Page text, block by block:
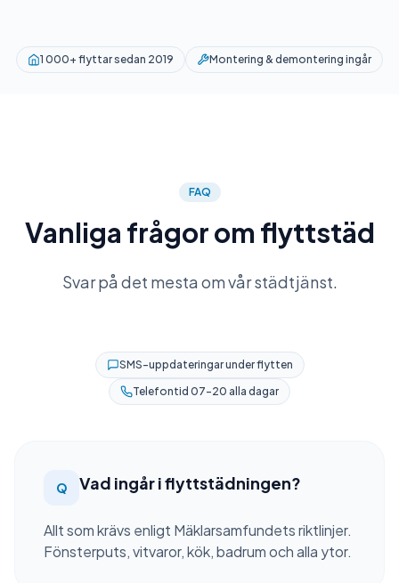
1 000+ flyttar sedan 2019 Montering & demontering ingår
FAQ
Vanliga frågor om flyttstäd
Svar på det mesta om vår städtjänst.
SMS-uppdateringar under flytten
Telefontid 07–20 alla dagar
Q Vad ingår i flyttstädningen?
Allt som krävs enligt Mäklarsamfundets riktlinjer.
Fönsterputs, vitvaror, kök, badrum och alla ytor.